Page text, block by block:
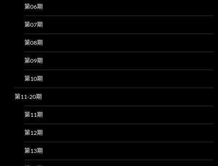
第06期
第07期
第08期
第09期
第10期
第11-20期
第11期
第12期
第13期